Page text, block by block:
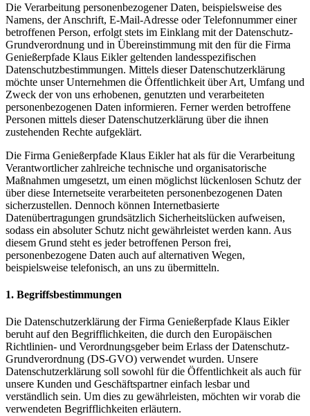
Die Verarbeitung personenbezogener Daten, beispielsweise des
Namens, der Anschrift, E-Mail-Adresse oder Telefonnummer einer
betroffenen Person, erfolgt stets im Einklang mit der Datenschutz-
Grundverordnung und in Übereinstimmung mit den für die Firma
Genießerpfade Klaus Eikler geltenden landesspezifischen
Datenschutzbestimmungen. Mittels dieser Datenschutzerklärung
möchte unser Unternehmen die Öffentlichkeit über Art, Umfang und
Zweck der von uns erhobenen, genutzten und verarbeiteten
personenbezogenen Daten informieren. Ferner werden betroffene
Personen mittels dieser Datenschutzerklärung über die ihnen
zustehenden Rechte aufgeklärt.
Die Firma Genießerpfade Klaus Eikler hat als für die Verarbeitung
Verantwortlicher zahlreiche technische und organisatorische
Maßnahmen umgesetzt, um einen möglichst lückenlosen Schutz der
über diese Internetseite verarbeiteten personenbezogenen Daten
sicherzustellen. Dennoch können Internetbasierte
Datenübertragungen grundsätzlich Sicherheitslücken aufweisen,
sodass ein absoluter Schutz nicht gewährleistet werden kann. Aus
diesem Grund steht es jeder betroffenen Person frei,
personenbezogene Daten auch auf alternativen Wegen,
beispielsweise telefonisch, an uns zu übermitteln.
1. Begriffsbestimmungen
Die Datenschutzerklärung der Firma Genießerpfade Klaus Eikler
beruht auf den Begrifflichkeiten, die durch den Europäischen
Richtlinien- und Verordnungsgeber beim Erlass der Datenschutz-
Grundverordnung (DS-GVO) verwendet wurden. Unsere
Datenschutzerklärung soll sowohl für die Öffentlichkeit als auch für
unsere Kunden und Geschäftspartner einfach lesbar und
verständlich sein. Um dies zu gewährleisten, möchten wir vorab die
verwendeten Begrifflichkeiten erläutern.